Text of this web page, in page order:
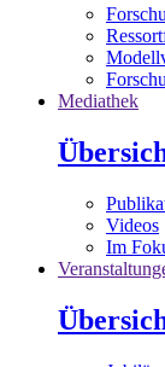
Mediathek
Videos
Im